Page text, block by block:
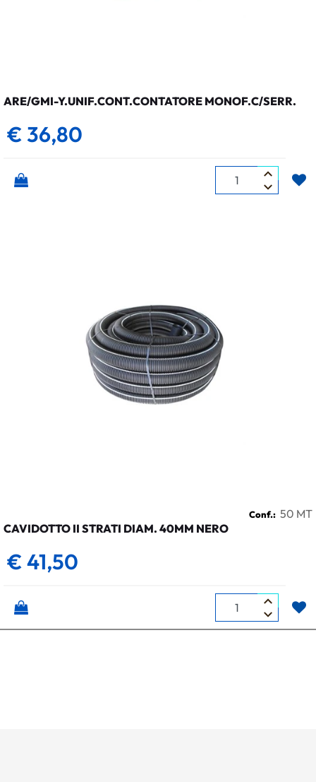
ARE/GMI-Y.UNIF.CONT.CONTATORE MONOF.C/SERR.
€ 36,80
Quantità
Conf.: 50 MT
CAVIDOTTO II STRATI DIAM. 40MM NERO
€ 41,50
Quantità